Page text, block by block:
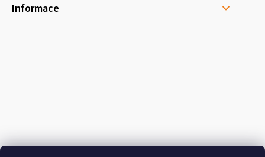
Informace